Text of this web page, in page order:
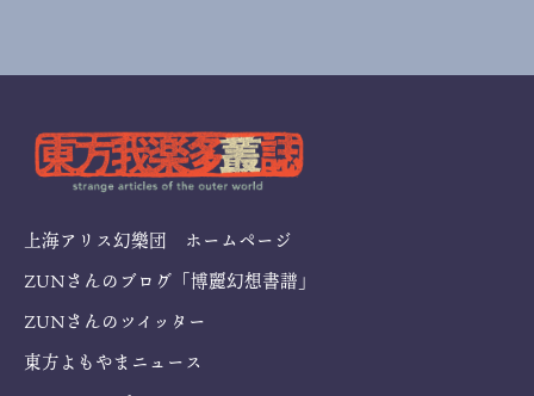
上海アリス幻樂団 ホームページ
ZUNさんのブログ「博麗幻想書譜」
ZUNさんのツイッター
東方よもやまニュース